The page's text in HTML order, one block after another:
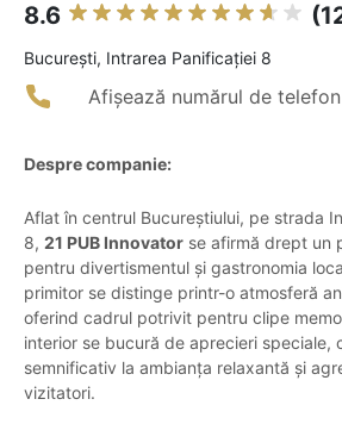
8.6
Bucureşti, Intrarea Panificației 8
Afișează numărul de telefon
Despre companie:
Aflat în centrul Bucureștiului, pe strada
8, 21 PUB Innovator se afirmă drept un
pentru divertismentul și gastronomia
primitor se distinge printr-o atmosferă
oferind cadrul potrivit pentru clipe
interior se bucură de aprecieri speciale,
semnificativ la ambianța relaxantă și
vizitatori.